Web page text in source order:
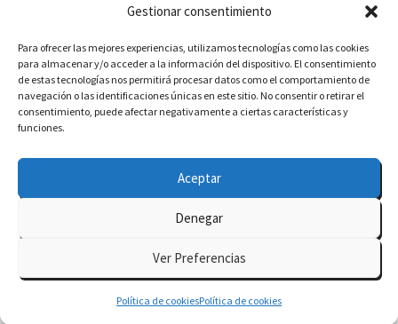
Gestionar consentimiento
Para ofrecer las mejores experiencias, utilizamos tecnologías como las cookies
para almacenar y/o acceder a la información del dispositivo. El consentimiento
de estas tecnologías nos permitirá procesar datos como el comportamiento de
navegación o las identificaciones únicas en este sitio. No consentir o retirar el
consentimiento, puede afectar negativamente a ciertas características y
funciones.
Aceptar
Denegar
Ver Preferencias
Política de cookiesPolítica de cookies
mejora la evaluación del desempeño del
objetivos y métricas precisas, mejorando así la
eficiencia organizativa.
LEER MÁS
RENDIMIENTO
INSTITUCIONES
Kadence WP